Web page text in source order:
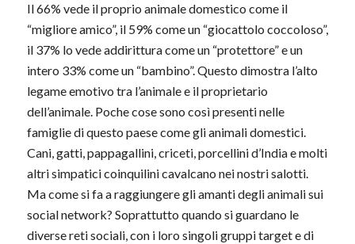
Il 66% vede il proprio animale domestico come il
“migliore amico”, il 59% come un “giocattolo coccoloso”,
il 37% lo vede addirittura come un “protettore” e un
intero 33% come un “bambino”. Questo dimostra l’alto
legame emotivo tra l’animale e il proprietario
dell’animale. Poche cose sono così presenti nelle
famiglie di questo paese come gli animali domestici.
Cani, gatti, pappagallini, criceti, porcellini d’India e molti
altri simpatici coinquilini cavalcano nei nostri salotti.
Ma come si fa a raggiungere gli amanti degli animali sui
social network? Soprattutto quando si guardano le
diverse reti sociali, con i loro singoli gruppi target e di